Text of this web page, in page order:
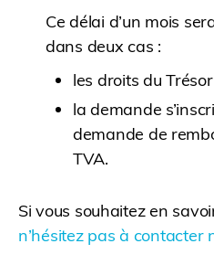
Ce délai d’un mois
dans deux cas :
les droits du
la demande
demande de
TVA.
Si vous souhaitez en
n’hésitez pas à contacter